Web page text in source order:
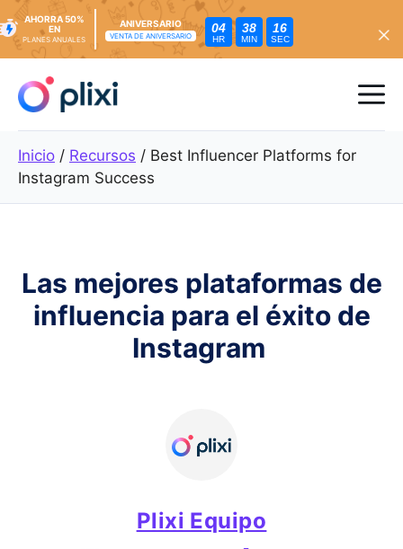
contenido
AHORRA 50%
EN
PLANES ANUALES
ANIVERSARIO
VENTA DE ANIVERSARIO
04
HR
38
MIN
15
SEC
Inicio / Recursos / Best Influencer Platforms for
Instagram Success
Las mejores plataformas de
influencia para el éxito de
Instagram
Plixi Equipo